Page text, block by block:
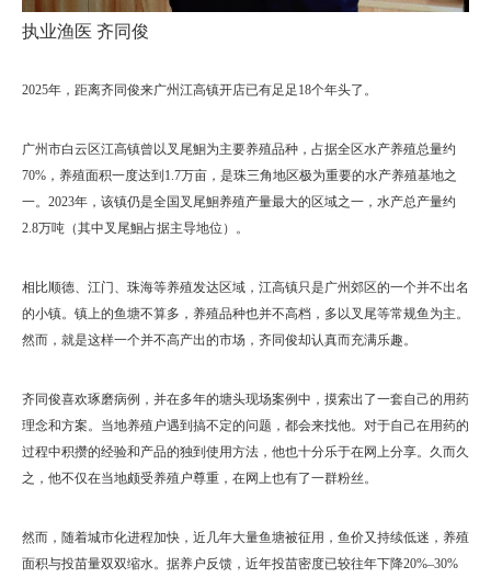
执业渔医 齐同俊
2025年，距离齐同俊来广州江高镇开店已有足足18个年头了。
广州市白云区江高镇曾以叉尾鮰为主要养殖品种，占据全区水产养殖总量约
70%，养殖面积一度达到1.7万亩，是珠三角地区极为重要的水产养殖基地之
一。2023年，该镇仍是全国叉尾鮰养殖产量最大的区域之一，水产总产量约
2.8万吨（其中叉尾鮰占据主导地位）。
相比顺德、江门、珠海等养殖发达区域，江高镇只是广州郊区的一个并不出名
的小镇。镇上的鱼塘不算多，养殖品种也并不高档，多以叉尾等常规鱼为主。
然而，就是这样一个并不高产出的市场，齐同俊却认真而充满乐趣。
齐同俊喜欢琢磨病例，并在多年的塘头现场案例中，摸索出了一套自己的用药
理念和方案。当地养殖户遇到搞不定的问题，都会来找他。对于自己在用药的
过程中积攒的经验和产品的独到使用方法，他也十分乐于在网上分享。久而久
之，他不仅在当地颇受养殖户尊重，在网上也有了一群粉丝。
然而，随着城市化进程加快，近几年大量鱼塘被征用，鱼价又持续低迷，养殖
面积与投苗量双双缩水。据养户反馈，近年投苗密度已较往年下降20%–30%